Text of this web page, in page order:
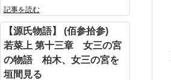
記事を読む
【源氏物語】 (佰参拾参)
若菜上 第十三章 女三の宮
の物語 柏木、女三の宮を
垣間見る